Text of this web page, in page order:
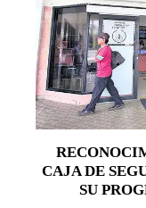
CAJA DE
SU